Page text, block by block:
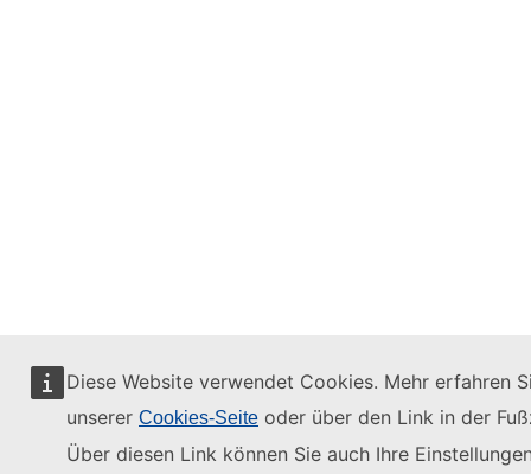
Diese Website verwendet Cookies. Mehr erfahren
unserer Cookies-Seite oder über den Link in der
Über diesen Link können Sie auch Ihre